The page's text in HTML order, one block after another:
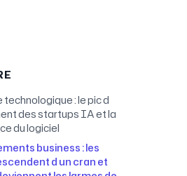
technologique : le pic d
des startups IA et la
du logiciel
business : les
d un cran et